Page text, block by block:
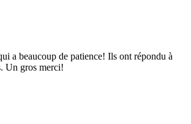
a beaucoup de patience! Ils ont répondu à
Un gros merci!